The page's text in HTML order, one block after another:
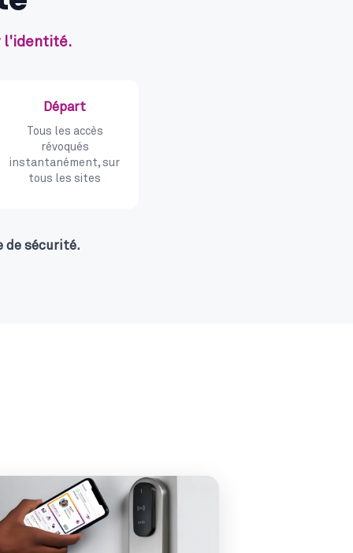
l'identité.
Départ
Tous les accès
révoqués
instantanément, sur
tous les sites
de sécurité.